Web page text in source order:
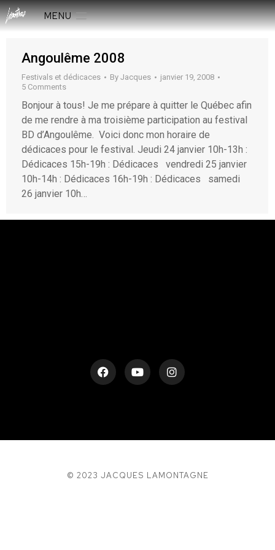
MENU
Angoulême 2008
Festivals et dédicaces By Jacques
janvier 19, 2008
5 Comments
Bonjour à tous! Je me prépare à quitter le Québec afin
de me rendre à ma troisième participation au festival
BD d’Angoulême. Voici donc mon horaire de
dédicaces pour le festival. Jeudi 24 janvier 10h-13h :
Dédicaces 15h-19h : Dédicaces vendredi 25 janvier
10h-14h : Dédicaces 16h-19h : Dédicaces samedi
26 janvier 10h…
© 2023 JACQUES LAMONTAGNE